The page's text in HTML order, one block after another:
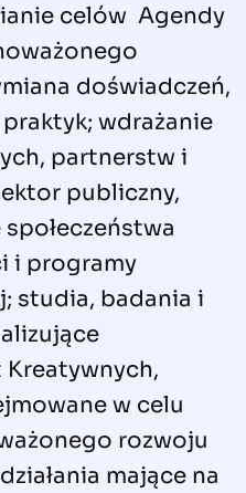
celów Agendy
doświadczeń,
wdrażanie
partnerstw i
publiczny,
i programy
studia, badania i
w celu
rozwoju
mające na